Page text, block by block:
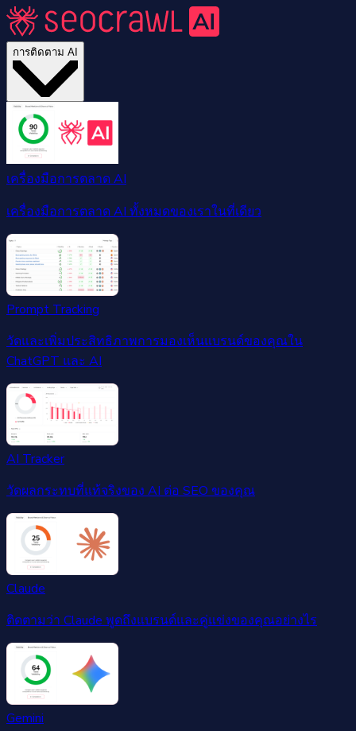
การติดตาม AI
เครื่องมือการตลาด AI
เครื่องมือการตลาด AI ทั้งหมดของเราในที่เดียว
Prompt Tracking
วัดและเพิ่มประสิทธิภาพการมองเห็นแบรนด์ของคุณใน
ChatGPT และ AI
AI Tracker
วัดผลกระทบที่แท้จริงของ AI ต่อ SEO ของคุณ
Claude
ติดตามว่า Claude พูดถึงแบรนด์และคู่แข่งของคุณอย่างไร
Gemini